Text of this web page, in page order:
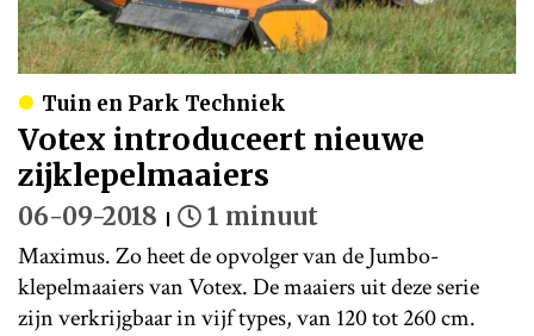
Tuin en Park Techniek
Votex introduceert nieuwe
zijklepelmaaiers
06-09-2018 1 minuut
Maximus. Zo heet de opvolger van de Jumbo-
klepelmaaiers van Votex. De maaiers uit deze serie
zijn verkrijgbaar in vijf types, van 120 tot 260 cm.